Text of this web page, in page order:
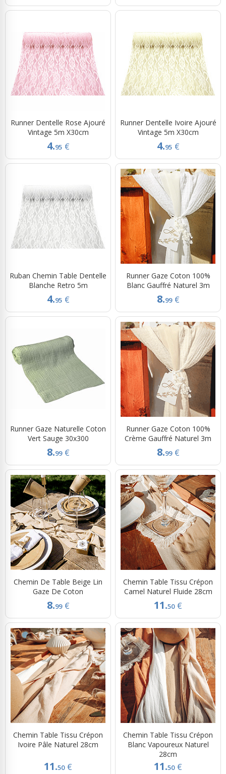
Runner Dentelle Rose Ajouré
Vintage 5m X30cm
4.95 €
Runner Dentelle Ivoire Ajouré
Vintage 5m X30cm
4.95 €
Ruban Chemin Table Dentelle
Blanche Retro 5m
4.95 €
Runner Gaze Coton 100%
Blanc Gauffré Naturel 3m
8.99 €
Runner Gaze Naturelle Coton
Vert Sauge 30x300
8.99 €
Runner Gaze Coton 100%
Crème Gauffré Naturel 3m
8.99 €
Chemin De Table Beige Lin
Gaze De Coton
8.99 €
Chemin Table Tissu Crépon
Camel Naturel Fluide 28cm
11.50 €
Chemin Table Tissu Crépon
Ivoire Pâle Naturel 28cm
11.50 €
Chemin Table Tissu Crépon
Blanc Vapoureux Naturel
28cm
11.50 €